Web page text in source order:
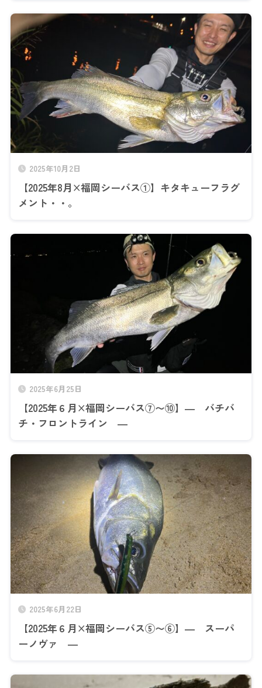
2025年10月2日
【2025年8月×福岡シーバス①】キタキューフラグ
メント・・。
2025年6月25日
【2025年６月×福岡シーバス⑦〜⑩】― バチバ
チ・フロントライン ―
2025年6月22日
【2025年６月×福岡シーバス⑤〜⑥】― スーパ
ーノヴァ ―